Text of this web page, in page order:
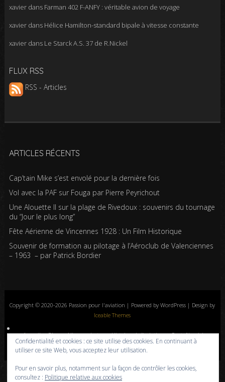
xavierdans Farman 402 F-ANFY : véritable avion de voyage
xavierdans Hélice Hamilton-standard bipale à vitesse constante
xavierdans Le Starck A.S. 37 de R.Nickel
FLUX RSS
RSS - Articles
ARTICLES RÉCENTS
Cap’tain Mike s’est envolé pour la dernière fois
Vol avec la PAF sur Fouga par Pierre Peyrichout
Une Alouette II sur la plage de Rivedoux : souvenirs du tournage
du “Jour le plus long”
Fête Aérienne de Vincennes 1928 : Un Film Historique
Souvenir de formation au pilotage à l’Aéroclub de Valenciennes
– 1963 – par Patrick Bordier
Copyright © 2020-2026 Passion pour l'aviation | Powered by WordPress | Design by
Iceable Themes
Accueil Blog Albums photos Histoires de l’aviation
Contrôle aérien
Livres
Liens A propos Contact Politique de confidentialité
Confidentialité et cookies : ce site utilise des cookies. En continuant à
utiliser ce site Web, vous acceptez leur utilisation.
Pour en savoir plus, notamment sur la façon de contrôler les cookies,
consultez : Politique relative aux cookies